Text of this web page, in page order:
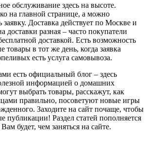
обслуживание здесь на высоте.
на главной странице, а можно
заявку. Доставка действует по Москве и
доставки разная – часто покупатели
доставкой. Есть возможность
товары в тот же день, когда заявка
есть услуга самовывоза.
есть официальный блог – здесь
информацией о домашних
выбрать товары, расскажут, как
правильно, посоветуют новые игры
Заходите на сайт почаще, чтобы
публикации! Раздел статей пополняется
будет, чем заняться на сайте.